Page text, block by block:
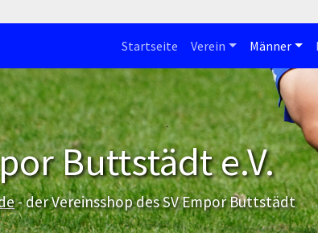
Startseite Verein Männer
Buttstädt e.V.
- der Vereinsshop des SV Empor Buttstädt